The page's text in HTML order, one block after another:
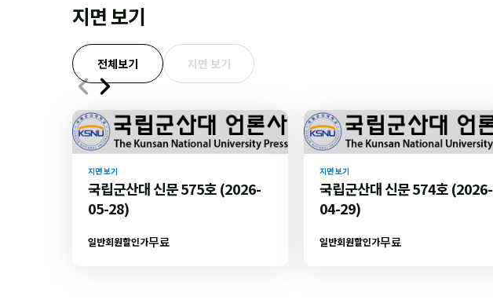
지면 보기
전체보기 지면 보기
지면 보기
국립군산대 신문 575호 (2026-
05-28)
일반회원할인가무료
지면 보기
국립군산대 신문 574호 (2026-
04-29)
일반회원할인가무료